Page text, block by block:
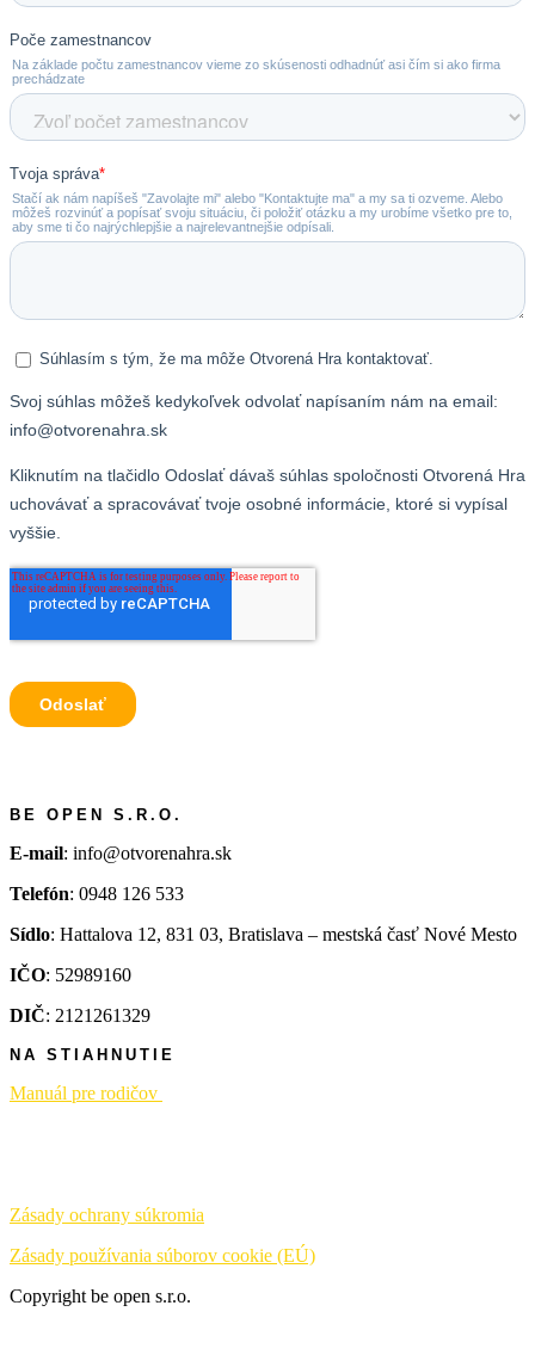
BE OPEN S.R.O.
E-mail: info@otvorenahra.sk
Telefón: 0948 126 533
Sídlo: Hattalova 12, 831 03, Bratislava – mestská časť Nové Mesto
IČO: 52989160
DIČ: 2121261329
NA STIAHNUTIE
Manuál pre rodičov
Zásady ochrany súkromia
Zásady používania súborov cookie (EÚ)
Copyright be open s.r.o.